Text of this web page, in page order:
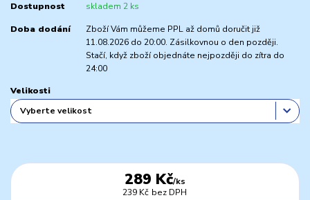
Dostupnost skladem 2 ks
Doba dodání
Zboží Vám můžeme PPL až domů doručit již
11.08.2026 do 20:00. Zásilkovnou o den později.
Stačí, když zboží objednáte nejpozději do zítra do
24:00
Velikosti
289 Kč/ks
239 Kč bez DPH